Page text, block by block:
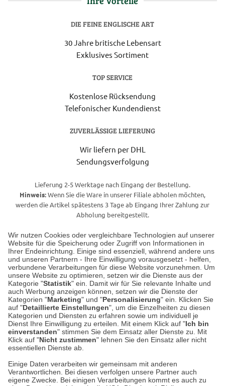
Wir nutzen Cookies oder vergleichbare Technologien auf unserer
Website für die Speicherung oder Zugriff von Informationen in
Ihrer Endeinrichtung. Einige sind essenziell, während andere uns
und unseren Partnern - Ihre Einwilligung vorausgesetzt - helfen,
verbundene Verarbeitungen für diese Website vorzunehmen. Um
unsere Website zu optimieren, setzen wir die Dienste aus der
Kategorie "Statistik" ein. Damit wir für Sie relevante Inhalte und
auch Werbung anzeigen können, setzen wir die Dienste der
Kategorien "Marketing" und "Personalisierung" ein. Klicken Sie
auf "Detaillierte Einstellungen", um die Einzelheiten zu diesen
Kategorien und Diensten zu erfahren sowie um individuell je
Dienst Ihre Einwilligung zu erteilen. Mit einem Klick auf "Ich bin
einverstanden" stimmen Sie dem Einsatz aller Dienste zu. Mit
Klick auf "Nicht zustimmen" lehnen Sie den Einsatz aller nicht
essentiellen Dienste ab.
Einige Daten verarbeiten wir gemeinsam mit anderen
Verantwortlichen. Bei diesen verfolgen unsere Partner auch
eigene Zwecke. Bei einigen Verarbeitungen kommt es auch zu
DIE FEINE ENGLISCHE ART
30 Jahre britische Lebensart
Exklusives Sortiment
TOP SERVICE
Kostenlose Rücksendung
Telefonischer Kundendienst
ZUVERLÄSSIGE LIEFERUNG
Wir liefern per DHL
Sendungsverfolgung
Lieferung 2-5 Werktage nach Eingang der Bestellung.
Hinweis:Wenn Sie die Ware in unserer Filiale abholen möchten,
werden die Artikel spätestens 3 Tage ab Eingang Ihrer Zahlung zur
Abholung bereitgestellt.
Unser Geschäft in Meckenheim
Auf dem Steinbüchel 6
53340 Meckenheim
Montag bis Samstag 9:00 Uhr bis 18:00 Uhr
weitere Information
Hier finden Sie uns im Netz